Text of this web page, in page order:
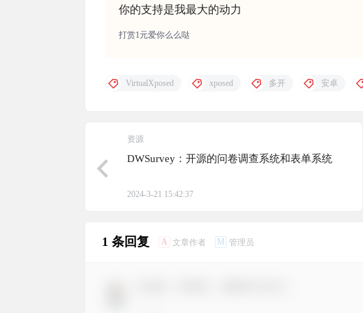
你的支持是我最大的动力
打赏1元爱你么么哒
VirtualXposed xposed 多开 安卓
资源
DWSurvey：开源的问卷调查系统和表单系统
2024-3-21 15:42:37
1 条回复 A 文章作者 M 管理员